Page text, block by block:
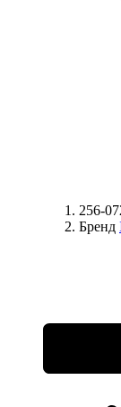
256-
Бренд